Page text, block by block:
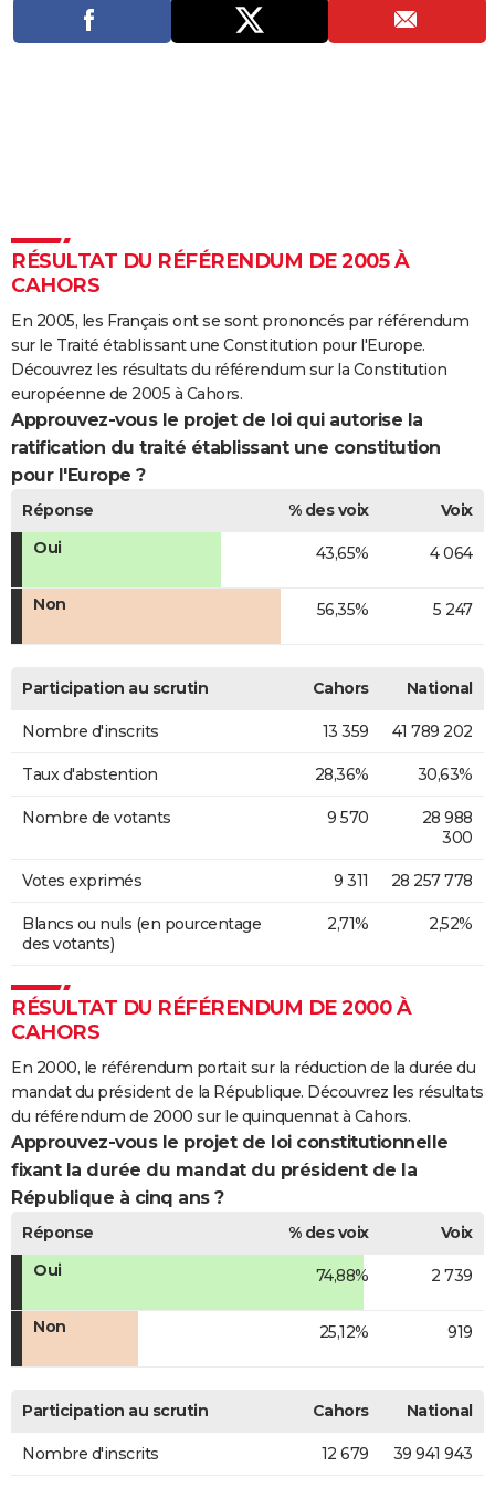
Destinations
Voyage nature
Voyage de noces
Dictionnaire
Biographies
Citations
Expressions
Proverbes
PROGRAMME TV
COPAINS D'AVANT
S'inscrire
Se connecter
Lycées
Collèges
Primaires
Universités
Entreprises
Service militaire
Avis de recherche
AVIS DE DÉCÈS
FORUM
Bricolage
Lifestyle
Culture
Sport
Auto
Television
Voyage
Cinema
RÉSULTAT DU RÉFÉRENDUM DE 2005 À
CAHORS
En 2005, les Français ont se sont prononcés par référendum
sur le Traité établissant une Constitution pour l'Europe.
Découvrez les résultats du référendum sur la Constitution
européenne de 2005 à Cahors.
Approuvez-vous le projet de loi qui autorise la
ratification du traité établissant une constitution
pour l'Europe ?
Réponse % des voix
Voix
Oui
43,65% 4 064
Non 56,35% 5 247
Participation au scrutin Cahors National
Nombre d'inscrits 13 359 41 789 202
Taux d'abstention 28,36% 30,63%
Nombre de votants 9 570
28 988
300
Votes exprimés 9 311 28 257 778
Blancs ou nuls (en pourcentage
des votants)
2,71% 2,52%
RÉSULTAT DU RÉFÉRENDUM DE 2000 À
CAHORS
En 2000, le référendum portait sur la réduction de la durée du
mandat du président de la République. Découvrez les résultats
du référendum de 2000 sur le quinquennat à Cahors.
Approuvez-vous le projet de loi constitutionnelle
fixant la durée du mandat du président de la
République à cinq ans ?
Réponse % des voix
Voix
Oui
74,88% 2 739
Non 25,12% 919
Participation au scrutin Cahors National
Nombre d'inscrits 12 679 39 941 943